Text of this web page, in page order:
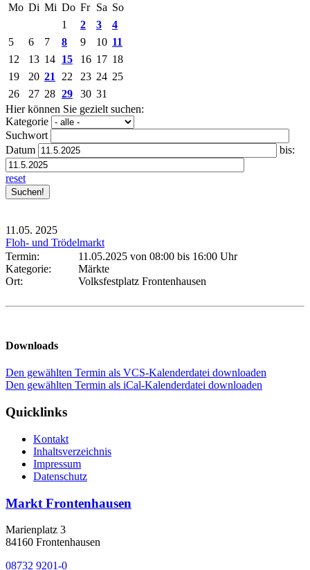
Mo Di Mi Do Fr Sa So
1
2 3
4
5
6 7 8 9 10 11
12
13 14 15 16 17 18
19
20 21 22 23 24 25
26
27 28 29 30 31
Hier können Sie gezielt suchen:
Kategorie
Suchwort
Datum
bis:
reset
11.05. 2025
Floh- und Trödelmarkt
Termin:
11.05.2025 von 08:00 bis 16:00 Uhr
Kategorie:
Märkte
Ort:
Volksfestplatz Frontenhausen
Downloads
Den gewählten Termin als VCS-Kalenderdatei downloaden
Den gewählten Termin als iCal-Kalenderdatei downloaden
Quicklinks
Kontakt
Inhaltsverzeichnis
Impressum
Datenschutz
Markt Frontenhausen
Marienplatz 3
84160 Frontenhausen
08732 9201-0